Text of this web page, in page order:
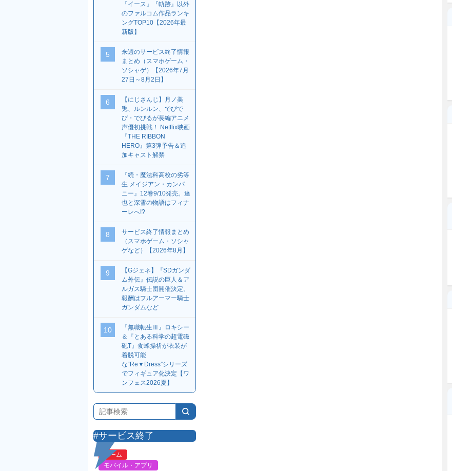
『イース』『軌跡』以外
のファルコム作品ランキ
ングTOP10【2026年最
新版】
5
来週のサービス終了情報
まとめ（スマホゲーム・
ソシャゲ）【2026年7月
27日～8月2日】
6
【にじさんじ】月ノ美
兎、ルンルン、でびで
び・でびるが長編アニメ
声優初挑戦！ Netflix映画
『THE RIBBON
HERO』第3弾予告＆追
加キャスト解禁
7
『続・魔法科高校の劣等
生 メイジアン・カンパ
ニー』12巻9/10発売。達
也と深雪の物語はフィナ
ーレへ!?
8
サービス終了情報まとめ
（スマホゲーム・ソシャ
ゲなど）【2026年8月】
9
【Gジェネ】『SDガンダ
ム外伝』伝説の巨人＆ア
ルガス騎士団開催決定。
報酬はフルアーマー騎士
ガンダムなど
10
『無職転生Ⅲ』ロキシー
＆『とある科学の超電磁
砲T』食蜂操祈が衣装が
着脱可能
な“Re▼Dress”シリーズ
でフィギュア化決定【ワ
ンフェス2026夏】
#サービス終了
ゲーム
モバイル・アプリ